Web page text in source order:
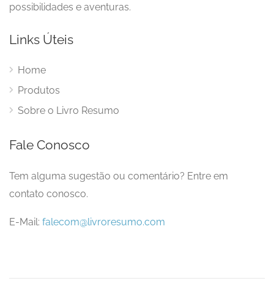
possibilidades e aventuras.
Links Úteis
Home
Produtos
Sobre o Livro Resumo
Fale Conosco
Tem alguma sugestão ou comentário? Entre em
contato conosco.
E-Mail: falecom@livroresumo.com